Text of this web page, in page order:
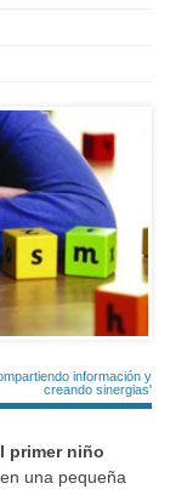
información y
creando sinergias'
primer niño
una pequeña